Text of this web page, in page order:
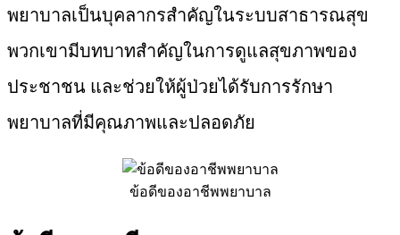
พยาบาลเป็นบุคลากรสำคัญในระบบสาธารณสุข
พวกเขามีบทบาทสำคัญในการดูแลสุขภาพของ
ประชาชน และช่วยให้ผู้ป่วยได้รับการรักษา
พยาบาลที่มีคุณภาพและปลอดภัย
ข้อดีของอาชีพพยาบาล